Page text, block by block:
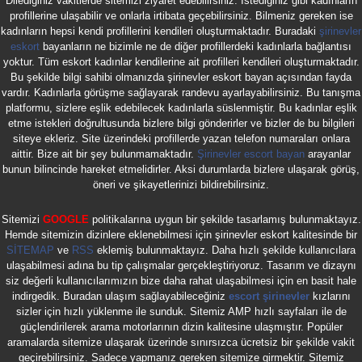
profillerine ulaşabilir ve onlarla irtibata geçebilirsiniz. Bilmeniz gereken ise
kadınların hepsi kendi profillerini kendileri oluşturmaktadır. Buradaki şirinevler
eskort bayanların ne bizimle ne de diğer profillerdeki kadınlarla bağlantısı
yoktur. Tüm eskort kadınlar kendilerine ait profilleri kendileri oluşturmaktadır.
Bu şekilde bilgi sahibi olmanızda şirinevler eskort bayan açısından fayda
vardır. Kadınlarla görüşme sağlayarak randevu ayarlayabilirsiniz. Bu tanışma
platformu, sizlere eşlik edebilecek kadınlarla süslenmiştir. Bu kadınlar eşlik
etme istekleri doğrultusunda bizlere bilgi gönderirler ve bizler de bu bilgileri
siteye ekleriz. Site üzerindeki profillerde yazan telefon numaraları onlara
aittir. Bize ait bir şey bulunmamaktadır. Şirinevler escort bayan arayanlar
bunun bilincinde hareket etmelidirler. Aksi durumlarda bizlere ulaşarak görüş,
öneri ve şikayetlerinizi bildirebilirsiniz.
Sitemizi GOOGLEpolitikalarına uygun bir şekilde tasarlamış bulunmaktayız.
Hemde sitemizin dizinlere eklenebilmesi için şirinevler eskort kalitesinde bir
SİTEMAP ve RSS eklemiş bulunmaktayız. Daha hızlı şekilde kullanıcılara
ulaşabilmesi adına bu tip çalışmalar gerçekleştiriyoruz. Tasarım ve dizaynı
siz değerli kullanıcılarımızın bize daha rahat ulaşabilmesi için en basit hale
indirgedik. Buradan ulaşım sağlayabileceğiniz escort şirinevlerkızlarını
sizler için hızlı yüklenme ile sunduk. Sitemiz AMP hızlı sayfaları ile de
güçlendirilerek arama motorlarının dizin kalitesine ulaşmıştır. Popüler
aramalarda sitemize ulaşarak üzerinde sınırsızca ücretsiz bir şekilde vakit
geçirebilirsiniz. Sadece yapmanız gereken sitemize girmektir. Sitemiz